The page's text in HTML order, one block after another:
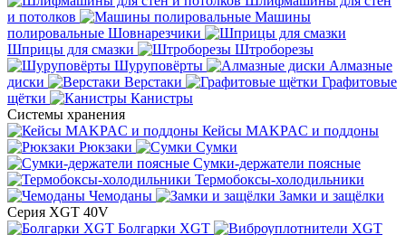
и потолков
Машины
полировальные Шовнарезчики
Шприцы для смазки
Штроборезы
Шуруповёрты
Алмазные
диски
Верстаки
Графитовые
щётки
Канистры
Системы хранения
Кейсы MAKPAC и поддоны
Рюкзаки
Сумки
Сумки-держатели поясные
Термобоксы-холодильники
Чемоданы
Замки и защёлки
Серия XGT 40V
Болгарки XGT